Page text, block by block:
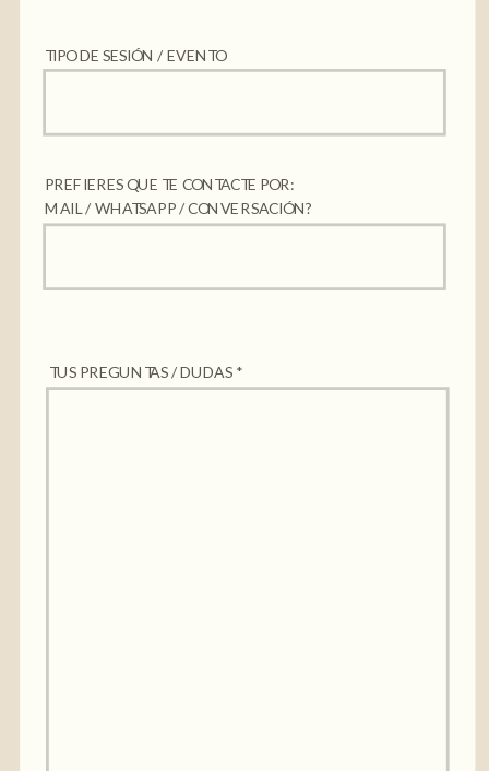
TUS PREGUNTAS / DUDAS *
TIPO DE SESIÓN / EVENTO
PREFIERES QUE TE CONTACTE POR:
MAIL / WHATSAPP / CONVERSACIÓN?